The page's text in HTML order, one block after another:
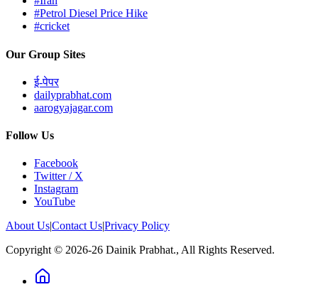
#Petrol Diesel Price Hike
#cricket
Our Group Sites
ई-पेपर
dailyprabhat.com
aarogyajagar.com
Follow Us
Facebook
Twitter / X
Instagram
YouTube
About Us|Contact Us|Privacy Policy
Copyright © 2026-26 Dainik Prabhat., All Rights Reserved.